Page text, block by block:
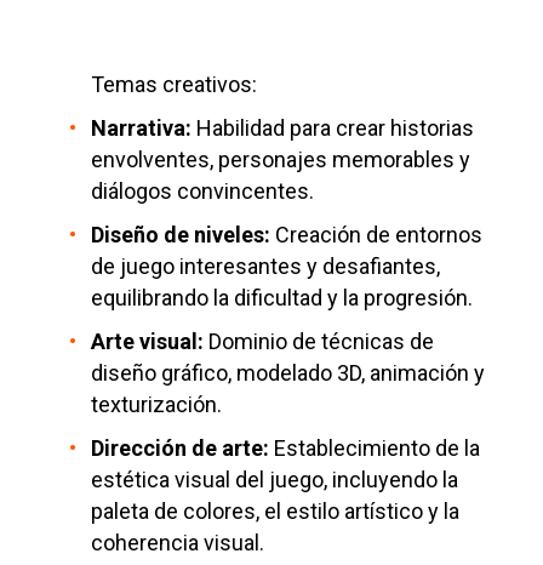
Temas creativos:
Narrativa: Habilidad para crear historias
envolventes, personajes memorables y
diálogos convincentes.
Diseño de niveles: Creación de entornos
de juego interesantes y desafiantes,
equilibrando la dificultad y la progresión.
Arte visual: Dominio de técnicas de
diseño gráfico, modelado 3D, animación y
texturización.
Dirección de arte: Establecimiento de la
estética visual del juego, incluyendo la
paleta de colores, el estilo artístico y la
coherencia visual.